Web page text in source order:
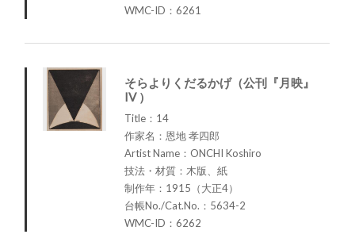
WMC-ID：6261
そらよりくだるかげ（公刊『月映』
IV ）
Title：14
作家名：恩地 孝四郎
Artist Name：ONCHI Koshiro
技法・材質：木版、紙
制作年：1915（大正4）
台帳No./Cat.No.：5634-2
WMC-ID：6262